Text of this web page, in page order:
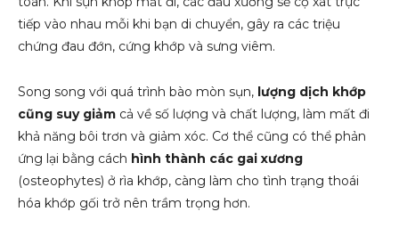
tiếp vào nhau mỗi khi bạn di chuyển, gây ra các triệu
chứng đau đớn, cứng khớp và sưng viêm.
Song song với quá trình bào mòn sụn, lượng dịch khớp
cũng suy giảm cả về số lượng và chất lượng, làm mất đi
khả năng bôi trơn và giảm xóc. Cơ thể cũng có thể phản
ứng lại bằng cách hình thành các gai xương
(osteophytes) ở rìa khớp, càng làm cho tình trạng thoái
hóa khớp gối trở nên trầm trọng hơn.